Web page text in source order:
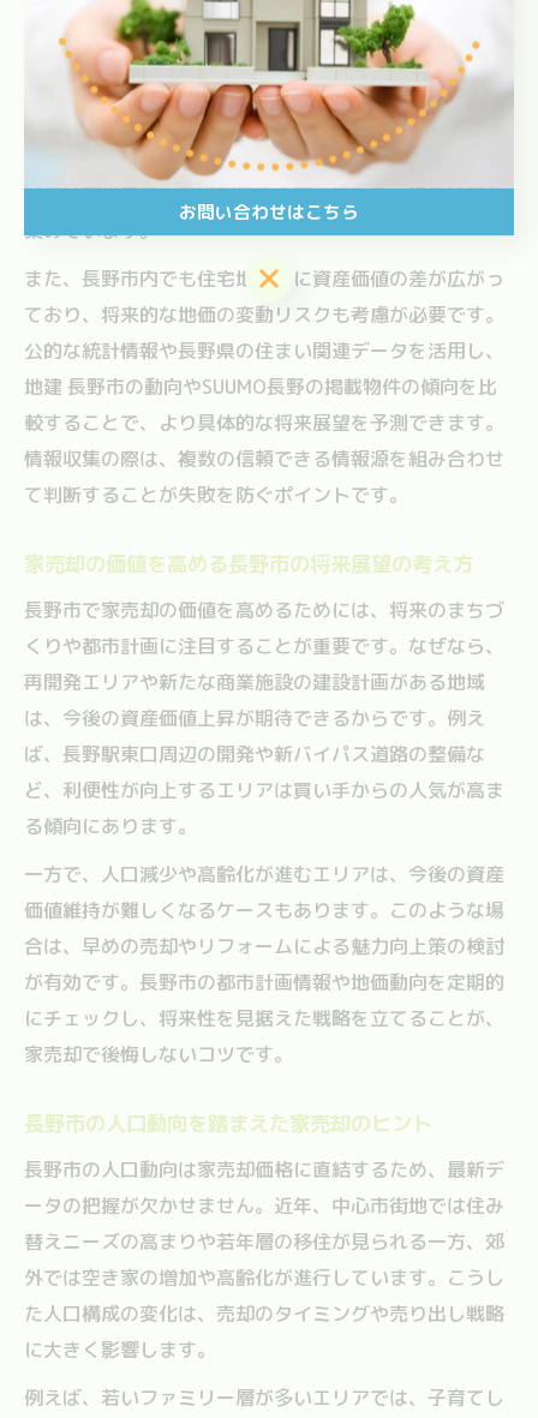
家売却を検討する際、長野市エリアの将来性を正しく把
握することは資産価値を賢く見極めるうえで不可欠で
す。なぜなら、地域の人口動向や再開発計画、交通イン
フラの整備状況によって、今後の地価や住宅需要が大き
く左右されるためです。例えば、長野駅周辺や善光寺エ
リアは観光需要や交通利便性の高まりから、近年注目を
集めています。
また、長野市内でも住宅地ごとに資産価値の差が広がっ
ており、将来的な地価の変動リスクも考慮が必要です。
公的な統計情報や長野県の住まい関連データを活用し、
地建 長野市の動向やSUUMO長野の掲載物件の傾向を比
較することで、より具体的な将来展望を予測できます。
情報収集の際は、複数の信頼できる情報源を組み合わせ
て判断することが失敗を防ぐポイントです。
家売却の価値を高める長野市の将来展望の考え方
長野市で家売却の価値を高めるためには、将来のまちづ
くりや都市計画に注目することが重要です。なぜなら、
再開発エリアや新たな商業施設の建設計画がある地域
は、今後の資産価値上昇が期待できるからです。例え
ば、長野駅東口周辺の開発や新バイパス道路の整備な
ど、利便性が向上するエリアは買い手からの人気が高ま
る傾向にあります。
一方で、人口減少や高齢化が進むエリアは、今後の資産
価値維持が難しくなるケースもあります。このような場
合は、早めの売却やリフォームによる魅力向上策の検討
が有効です。長野市の都市計画情報や地価動向を定期的
にチェックし、将来性を見据えた戦略を立てることが、
家売却で後悔しないコツです。
長野市の人口動向を踏まえた家売却のヒント
長野市の人口動向は家売却価格に直結するため、最新デ
ータの把握が欠かせません。近年、中心市街地では住み
替えニーズの高まりや若年層の移住が見られる一方、郊
外では空き家の増加や高齢化が進行しています。こうし
た人口構成の変化は、売却のタイミングや売り出し戦略
に大きく影響します。
例えば、若いファミリー層が多いエリアでは、子育てし
お問い合わせはこちら
お問い合わせはこちら